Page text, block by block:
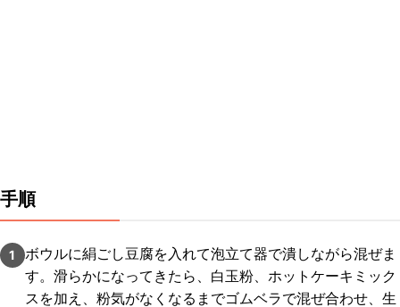
手順
1
ボウルに絹ごし豆腐を入れて泡立て器で潰しながら混ぜま
す。滑らかになってきたら、白玉粉、ホットケーキミック
スを加え、粉気がなくなるまでゴムベラで混ぜ合わせ、生